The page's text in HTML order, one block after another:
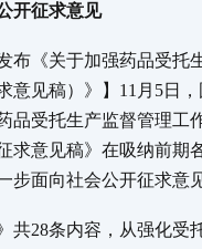
开征求意见
布《关于加强药品受托
意见稿）》】11月5日
品受托生产监督管理工
求意见稿》在吸纳前期
步面向社会公开征求意见
共28条内容，从强化受